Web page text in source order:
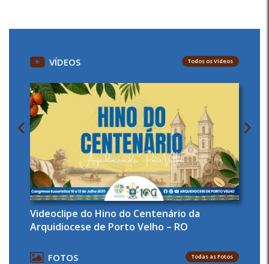
VÍDEOS Todos os Vídeos
Videoclipe do Hino do Centenário da
Arquidiocese de Porto Velho – RO
FOTOS Todas as Fotos